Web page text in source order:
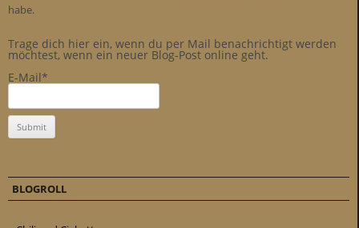
habe.
Trage dich hier ein, wenn du per Mail benachrichtigt werden
möchtest, wenn ein neuer Blog-Post online geht.
E-Mail*
BLOGROLL